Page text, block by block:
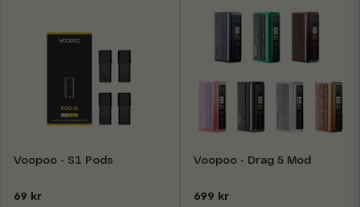
Voopoo - S1 Pods
69 kr
Voopoo - Drag 5 Mod
699 kr